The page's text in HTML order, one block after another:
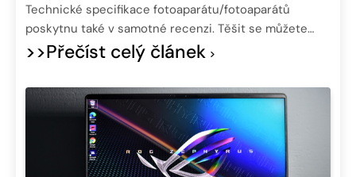
Technické specifikace fotoaparátu/fotoaparátů
poskytnu také v samotné recenzi. Těšit se můžete…
>>Přečíst celý článek